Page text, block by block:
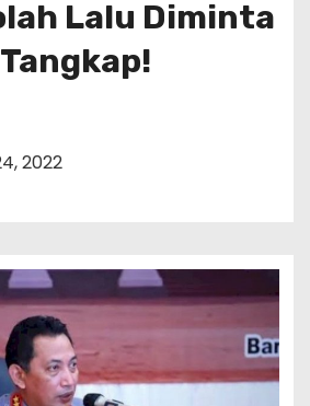
Lalu Diminta
2022